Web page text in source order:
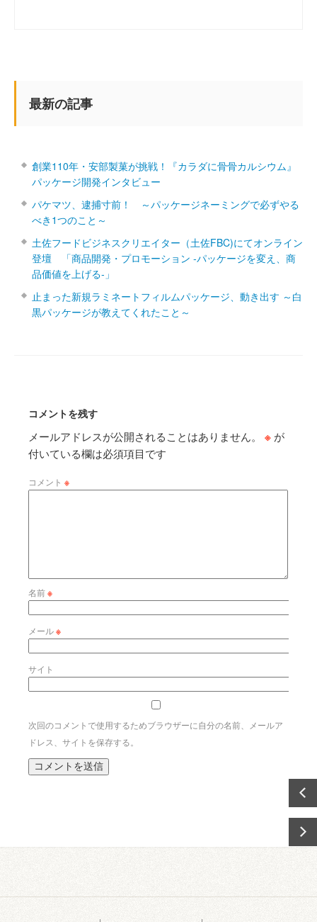
最新の記事
創業110年・安部製菓が挑戦！『カラダに骨骨カルシウム』
パッケージ開発インタビュー
パケマツ、逮捕寸前！ ～パッケージネーミングで必ずやる
べき1つのこと～
土佐フードビジネスクリエイター（土佐FBC)にてオンライン
登壇 「商品開発・プロモーション ‐パッケージを変え、商
品価値を上げる‐」
止まった新規ラミネートフィルムパッケージ、動き出す ～白
黒パッケージが教えてくれたこと～
コメントを残す
メールアドレスが公開されることはありません。 ※ が
付いている欄は必須項目です
コメント ※
名前※
メール※
サイト
次回のコメントで使用するためブラウザーに自分の名前、メールア
ドレス、サイトを保存する。